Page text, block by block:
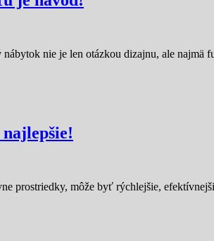
nie je len otázkou dizajnu, ale
prostriedky, môže byť rýchlejšie,